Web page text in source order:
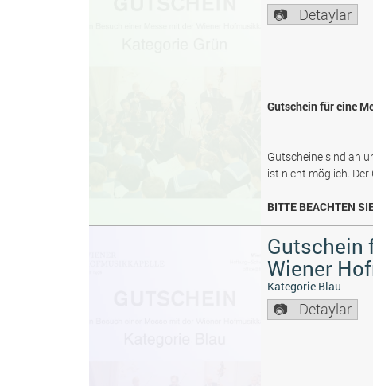
Detaylar
Gutschein für eine
Gutscheine sind an
ist nicht möglich.
BITTE BEACHTEN
Gutschein
Wiener
Kategorie Blau
Detaylar